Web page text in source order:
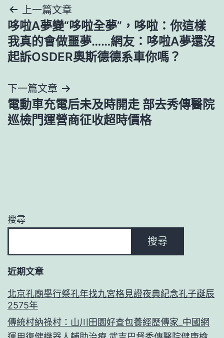
文
章
導
覽
上一篇文章
哆啦A夢變“哆啦全夢”，哆啦：你這樣
我真的會做噩夢……網友：哆啦A夢還沒
起訴OSDER奧斯德德系車你嗎？
下一篇文章
電動車充電后未及時開走 部去秀傳醫院
巡檢門運營商征收超時價格
搜尋
搜尋
近期文章
北京孔廟舉行祭孔年找九宮格見證夜典紀念孔子誕辰
2575年
傳統村納祿村：山川田園好查包養經歷傳家_中國網